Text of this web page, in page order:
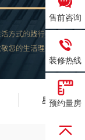
星艺视频
售前咨询
装修热线
预约量房